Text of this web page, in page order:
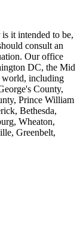
it intended to be,
consult an
Our office
DC, the Mid
world, including
County,
Prince William
Bethesda,
Wheaton,
Greenbelt,